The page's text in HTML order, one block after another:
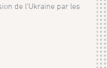
de l’Ukraine par les